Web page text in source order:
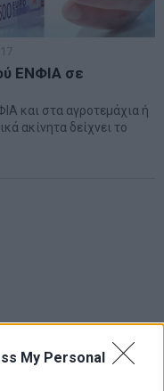
My Personal
ΕΝΦΙΑ σε
και στα αγροτεμάχια ή
ακίνητα δείχνει το